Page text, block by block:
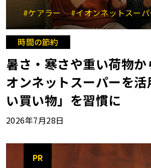
#ケアラー #イオンネットスー
時間の節約
暑さ・寒さや重い荷物か
オンネットスーパーを
い買い物」を習慣に
2026年7月28日
PR